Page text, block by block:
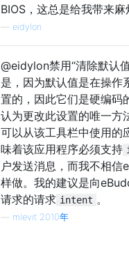
BIOS，这总是给我带来麻
eidylon
@eidylon禁用“清除默认
是，因为默认值是在操作
置的，因此它们是硬编码
认为更改此设置的唯一方
可以从该工具栏中使用的
味着该应用程序必须支持
户发送消息，而我不相信
样做。我的建议是向
请求的请求 intent 。
mlevit 2010年